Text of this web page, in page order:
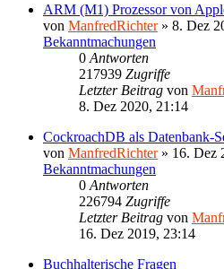
ARM (M1) Prozessor von
von ManfredRichter» 8. Dez
Bekanntmachungen
0 Antworten
217939 Zugriffe
Letzter Beitrag von
8. Dez 2020, 21:14
CockroachDB als Datenbank-
von ManfredRichter» 16. Dez
Bekanntmachungen
0 Antworten
226794 Zugriffe
Letzter Beitrag von
16. Dez 2019, 23:14
Buchhalterische Fragen